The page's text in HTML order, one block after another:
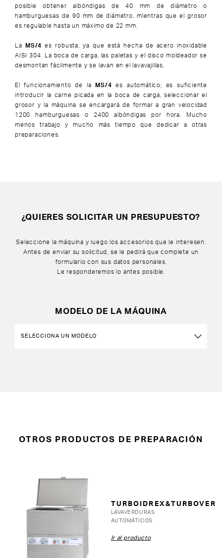
posible obtener albóndigas de 40 mm de diámetro o
hamburguesas de 90 mm de diámetro, mientras que el grosor
es regulable hasta un máximo de 22 mm.
La MS/4 es robusta, ya que está hecha de acero inoxidable
AISI 304. La boca de carga, las paletas y el disco moldeador se
desmontan fácilmente y se lavan en el lavavajillas.
El funcionamiento de laMS/4 es automático; es suficiente
introducir la carne picada en la boca de carga, seleccionar el
grosor y la máquina se encargará de formar a gran velocidad
1200 hamburguesas o 2400 albóndigas por hora. Mucho
menos trabajo y mucho más tiempo que dedicar a otras
preparaciones.
¿QUIERES SOLICITAR UN PRESUPUESTO?
Seleccione la máquina y luego los accesorios que le interesen.
Antes de enviar su solicitud, se le pedirá que complete un
formulario con sus datos personales.
Le responderemos lo antes posible.
MODELO DE LA MÁQUINA
OTROS PRODUCTOS DE PREPARACIÓN
TURBOIDREX&TURBOVER
LAVAVERDURAS
AUTOMÁTICOS
Ir al producto